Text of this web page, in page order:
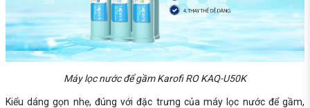
Máy lọc nước để gầm Karofi RO KAQ-U50K
Kiểu dáng gọn nhẹ, đúng với đặc trưng của máy lọc nước để gầm,